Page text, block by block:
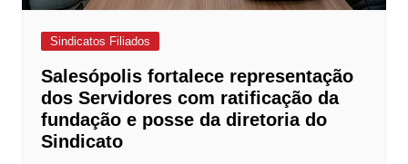
Sindicatos Filiados
Salesópolis fortalece representação
dos Servidores com ratificação da
fundação e posse da diretoria do
Sindicato